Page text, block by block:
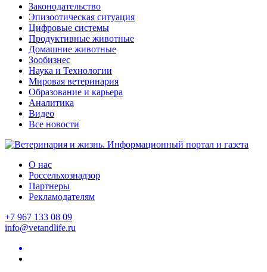
Законодательство
Эпизоотическая ситуация
Цифровые системы
Продуктивные животные
Домашние животные
Зообизнес
Наука и Технологии
Мировая ветеринария
Образование и карьера
Аналитика
Видео
Все новости
О нас
Россельхознадзор
Партнеры
Рекламодателям
+7 967 133 08 09
info@vetandlife.ru